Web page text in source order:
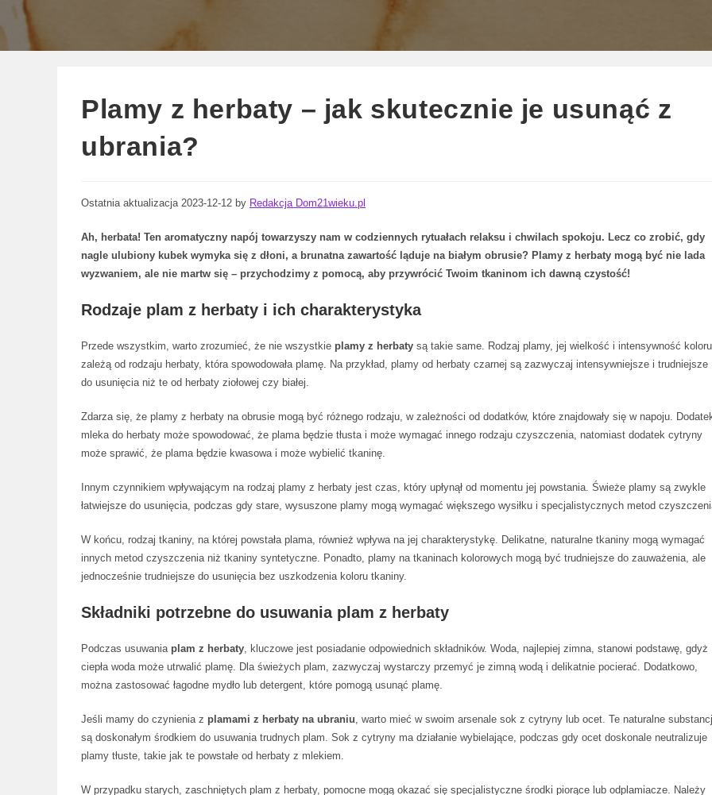
Plamy z herbaty – jak skutecznie je usunąć z
ubrania?
Ostatnia aktualizacja 2023-12-12 by Redakcja Dom21wieku.pl
Ah, herbata! Ten aromatyczny napój towarzyszy nam w codziennych rytuałach relaksu i chwilach spokoju. Lecz co zrobić, gdy
nagle ulubiony kubek wymyka się z dłoni, a brunatna zawartość ląduje na białym obrusie? Plamy z herbaty mogą być nie lada
wyzwaniem, ale nie martw się – przychodzimy z pomocą, aby przywrócić Twoim tkaninom ich dawną czystość!
Rodzaje plam z herbaty i ich charakterystyka
Przede wszystkim, warto zrozumieć, że nie wszystkie plamy z herbaty są takie same. Rodzaj plamy, jej wielkość i intensywność koloru
zależą od rodzaju herbaty, która spowodowała plamę. Na przykład, plamy od herbaty czarnej są zazwyczaj intensywniejsze i trudniejsze
do usunięcia niż te od herbaty ziołowej czy białej.
Zdarza się, że plamy z herbaty na obrusie mogą być różnego rodzaju, w zależności od dodatków, które znajdowały się w napoju.
mleka do herbaty może spowodować, że plama będzie tłusta i może wymagać innego rodzaju czyszczenia, natomiast dodatek cytryny
może sprawić, że plama będzie kwasowa i może wybielić tkaninę.
Innym czynnikiem wpływającym na rodzaj plamy z herbaty jest czas, który upłynął od momentu jej powstania. Świeże plamy są zwykle
łatwiejsze do usunięcia, podczas gdy stare, wysuszone plamy mogą wymagać większego wysiłku i specjalistycznych metod
W końcu, rodzaj tkaniny, na której powstała plama, również wpływa na jej charakterystykę. Delikatne, naturalne tkaniny mogą wymagać
innych metod czyszczenia niż tkaniny syntetyczne. Ponadto, plamy na tkaninach kolorowych mogą być trudniejsze do zauważenia, ale
jednocześnie trudniejsze do usunięcia bez uszkodzenia koloru tkaniny.
Składniki potrzebne do usuwania plam z herbaty
Podczas usuwania plam z herbaty, kluczowe jest posiadanie odpowiednich składników. Woda, najlepiej zimna, stanowi podstawę, gdyż
ciepła woda może utrwalić plamę. Dla świeżych plam, zazwyczaj wystarczy przemyć je zimną wodą i delikatnie pocierać. Dodatkowo,
można zastosować łagodne mydło lub detergent, które pomogą usunąć plamę.
Jeśli mamy do czynienia z plamami z herbaty na ubraniu, warto mieć w swoim arsenale sok z cytryny lub ocet. Te naturalne
są doskonałym środkiem do usuwania trudnych plam. Sok z cytryny ma działanie wybielające, podczas gdy ocet doskonale neutralizuje
plamy tłuste, takie jak te powstałe od herbaty z mlekiem.
W przypadku starych, zaschniętych plam z herbaty, pomocne mogą okazać się specjalistyczne środki piorące lub odplamiacze. Należy